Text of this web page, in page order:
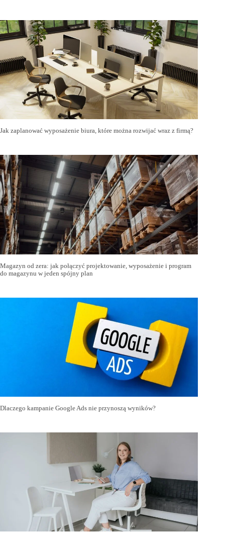
Jak zaplanować wyposażenie biura, które można rozwijać wraz z firmą?
Magazyn od zera: jak połączyć projektowanie, wyposażenie i program
do magazynu w jeden spójny plan
Dlaczego kampanie Google Ads nie przynoszą wyników?